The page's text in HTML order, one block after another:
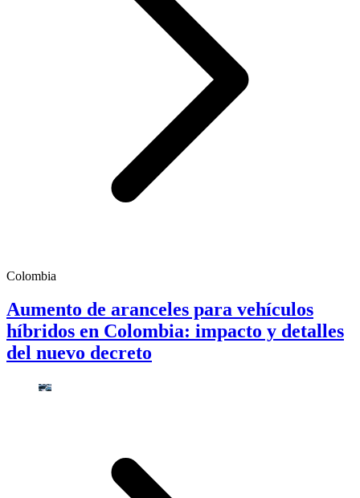
Colombia
Aumento de aranceles para vehículos
híbridos en Colombia: impacto y detalles
del nuevo decreto